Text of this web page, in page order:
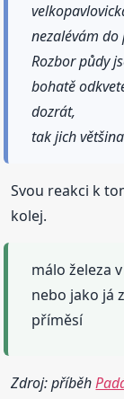
nezalévám
Rozbor půdy
bohatě
dozrát,
tak jich
Svou reakci k
kolej.
málo železa
nebo jako já
příměsí
Zdroj: příběh